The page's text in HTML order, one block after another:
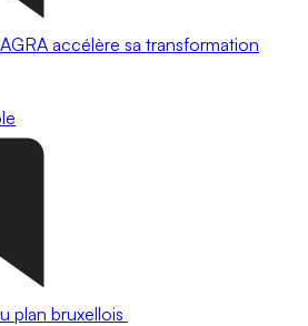
accélère sa transformation
plan bruxellois